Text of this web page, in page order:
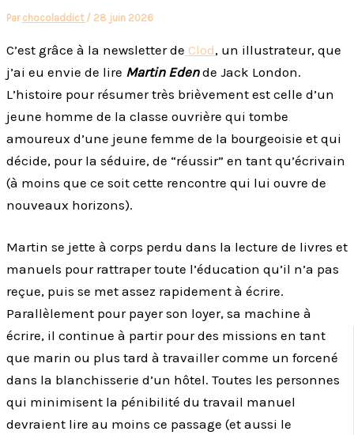
Par chocoladdict / 28 juin 2026
C’est grâce à la newsletter de Clod, un illustrateur, que
j’ai eu envie de lire Martin Edende Jack London.
L’histoire pour résumer très brièvement est celle d’un
jeune homme de la classe ouvrière qui tombe
amoureux d’une jeune femme de la bourgeoisie et qui
décide, pour la séduire, de “réussir” en tant qu’écrivain
(à moins que ce soit cette rencontre qui lui ouvre de
nouveaux horizons).
Martin se jette à corps perdu dans la lecture de livres et
manuels pour rattraper toute l’éducation qu’il n’a pas
reçue, puis se met assez rapidement à écrire.
Parallèlement pour payer son loyer, sa machine à
écrire, il continue à partir pour des missions en tant
que marin ou plus tard à travailler comme un forcené
dans la blanchisserie d’un hôtel. Toutes les personnes
qui minimisent la pénibilité du travail manuel
devraient lire au moins ce passage (et aussi le